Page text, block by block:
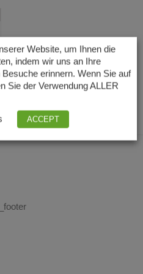
Website, um Ihnen die
indem wir uns an Ihre
erinnern. Wenn Sie auf
Sie der Verwendung ALLER
ACCEPT